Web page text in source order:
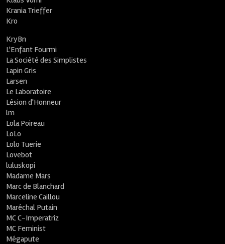
Krania Trieffer
Kro
KryBn
L'Enfant Fourmi
La Société des Simplistes
Lapin Gris
Larsen
Le Laboratoire
Lésion d'Honneur
lm
Lola Poireau
LoLo
Lolo Tuerie
Lovebot
luluskopi
Madame Mars
Marc de Blanchard
Marceline Caillou
Maréchal Putain
MC C-Imperatriz
MC Feminist
Mégapute